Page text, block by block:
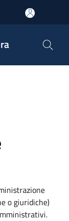
o giuridiche)